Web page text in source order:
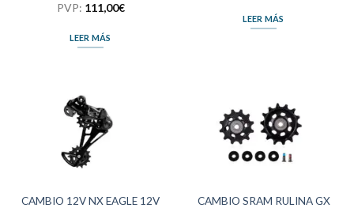
PVP: 111,00€
LEER MÁS
LEER MÁS
CAMBIO 12V NX EAGLE 12V
CAMBIO SRAM RULINA GX